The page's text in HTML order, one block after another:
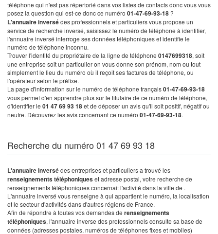
téléphone qui n'est pas répertorié dans vos listes de contacts donc vous vous
posez la question qui est-ce donc ce numéro 01-47-69-93-18 ?
L'annuaire inversédes professionnels et particuliers vous propose un
service de recherche inversé, saisissez le numéro de téléphone à identifier,
l'annuaire inversé interroge ses données téléphoniques et identifie le
numéro de téléphone inconnu.
Trouver l'identité du propriétaire de la ligne de téléphone 0147699318, soit
une entreprise soit un particulier on vous donne son prénom, nom ou tout
simplement le lieu du numéro où il reçoit ses factures de téléphone, ou
l'opérateur selon le préfixe.
La page d'information sur le numéro de téléphone français01-47-69-93-18
vous permet d'en apprendre plus sur le titulaire de ce numéro de téléphone,
d'identifier le 01 47 69 93 18et de déposer un avis qu'il soit positif, négatif ou
neutre. Découvrez les avis concernant ce numéro 01-47-69-93-18.
Recherche du numéro 01 47 69 93 18
L'annuaire inversédes entreprises et particuliers a trouvé les
renseignements téléphoniqueset adresse postal, votre recherche de
renseignements téléphoniques concernait l'activité dans la ville de .
L'annuaire inversé vous renseigne à qui appartient le numéro, la localisation
et le secteur d'activités dans d'autres régions de France.
Afin de répondre à toutes vos demandes de renseignements
téléphoniques, l'annuaire inverse des professionnels consulte sa base de
données (adresses postales, numéros de téléphones fixes et mobiles)